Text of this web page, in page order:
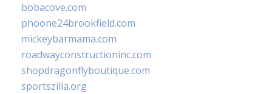
bobacove.com
phoone24brookfield.com
mickeybarmama.com
roadwayconstructioninc.com
shopdragonflyboutique.com
sportszilla.org